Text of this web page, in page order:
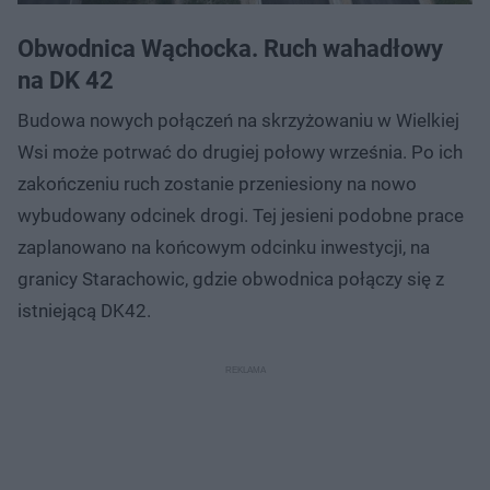
Obwodnica Wąchocka. Ruch wahadłowy
na DK 42
Budowa nowych połączeń na skrzyżowaniu w Wielkiej
Wsi może potrwać do drugiej połowy września. Po ich
zakończeniu ruch zostanie przeniesiony na nowo
wybudowany odcinek drogi. Tej jesieni podobne prace
zaplanowano na końcowym odcinku inwestycji, na
granicy Starachowic, gdzie obwodnica połączy się z
istniejącą DK42.